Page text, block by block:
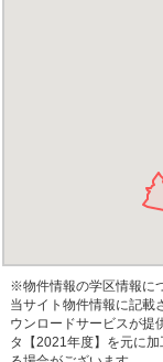
※物件情報の学区情報に
当サイト物件情報に記載
ウンロードサービスが提
タ【2021年度】を元に